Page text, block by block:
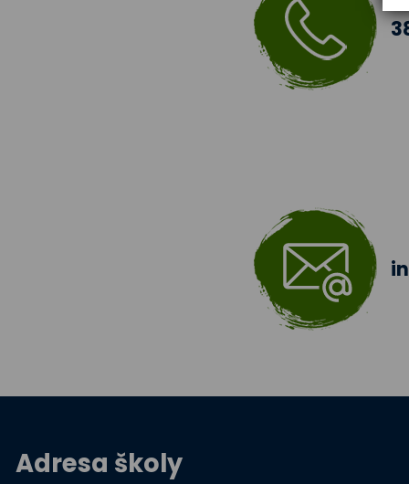
Zdravé město Třeboň a
Adresa školy